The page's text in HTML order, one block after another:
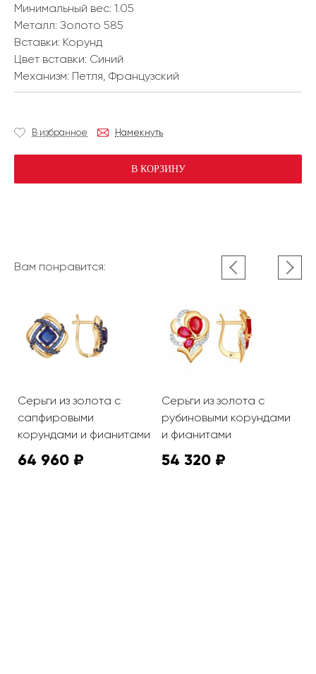
Минимальный вес: 1.05
Металл: Золото 585
Вставки: Корунд
Цвет вставки: Синий
Механизм: Петля, Французский
В избранное Намекнуть
В КОРЗИНУ
Вам понравится:
Серьги из золота с
сапфировыми
корундами и фианитами
64 960 ₽
Серьги из золота с
рубиновыми корундами
и фианитами
54 320 ₽